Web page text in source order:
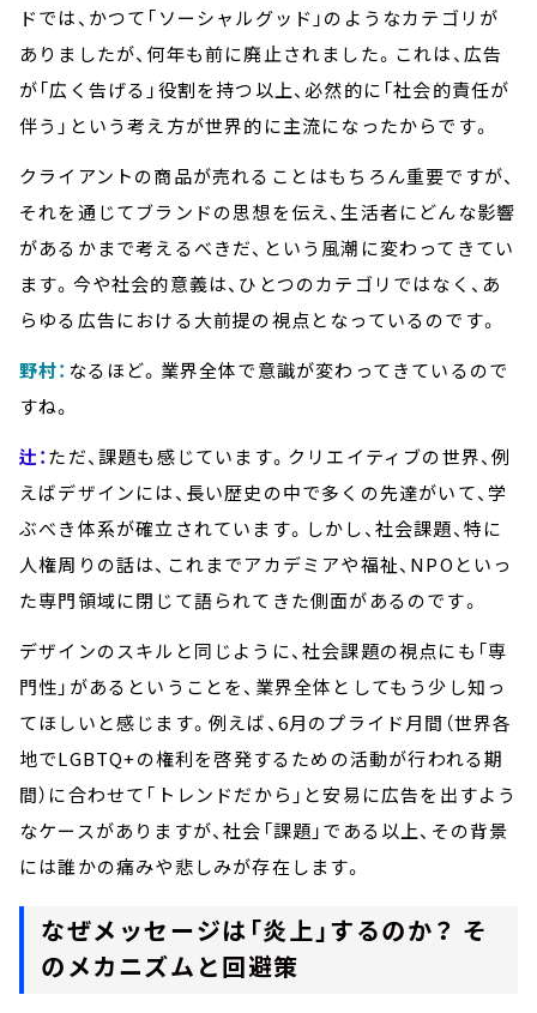
ドでは、かつて「ソーシャルグッド」のようなカテゴリが
ありましたが、何年も前に廃止されました。これは、広告
が「広く告げる」役割を持つ以上、必然的に「社会的責任が
伴う」という考え方が世界的に主流になったからです。
クライアントの商品が売れることはもちろん重要ですが、
それを通じてブランドの思想を伝え、生活者にどんな影響
があるかまで考えるべきだ、という風潮に変わってきてい
ます。今や社会的意義は、ひとつのカテゴリではなく、あ
らゆる広告における大前提の視点となっているのです。
野村： なるほど。業界全体で意識が変わってきているので
すね。
辻：ただ、課題も感じています。クリエイティブの世界、例
えばデザインには、長い歴史の中で多くの先達がいて、学
ぶべき体系が確立されています。しかし、社会課題、特に
人権周りの話は、これまでアカデミアや福祉、NPOといっ
た専門領域に閉じて語られてきた側面があるのです。
デザインのスキルと同じように、社会課題の視点にも「専
門性」があるということを、業界全体としてもう少し知っ
てほしいと感じます。例えば、6月のプライド月間（世界各
地でLGBTQ+の権利を啓発するための活動が行われる期
間）に合わせて「トレンドだから」と安易に広告を出すよう
なケースがありますが、社会「課題」である以上、その背景
には誰かの痛みや悲しみが存在します。
なぜメッセージは「炎上」するのか？ そ
のメカニズムと回避策